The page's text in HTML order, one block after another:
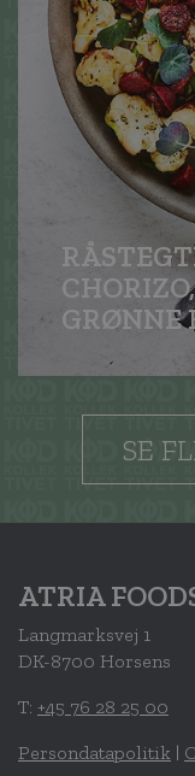
GRØNNE
SE
ATRIA
Langmarksvej 1
DK-8700 Horsens
T: +45 76 28 25 00
Persondatapolitik |